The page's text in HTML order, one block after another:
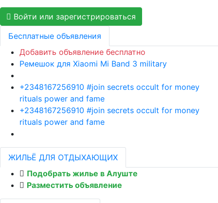
Войти или зарегистрироваться
Бесплатные объявления
Добавить объявление бесплатно
Ремешок для Xiaomi Mi Band 3 military
+2348167256910 #join secrets occult for money
rituals power and fame
+2348167256910 #join secrets occult for money
rituals power and fame
ЖИЛЬЁ ДЛЯ ОТДЫХАЮЩИХ
Подобрать жилье в Алуште
Разместить объявление